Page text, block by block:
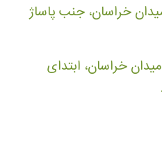
خراسان، جنب پاساژ
خراسان، ابتدای